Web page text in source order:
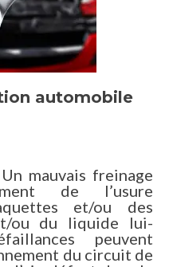
automobile
mauvais freinage
de l’usure
et/ou des
ou du liquide lui-
peuvent
du circuit de